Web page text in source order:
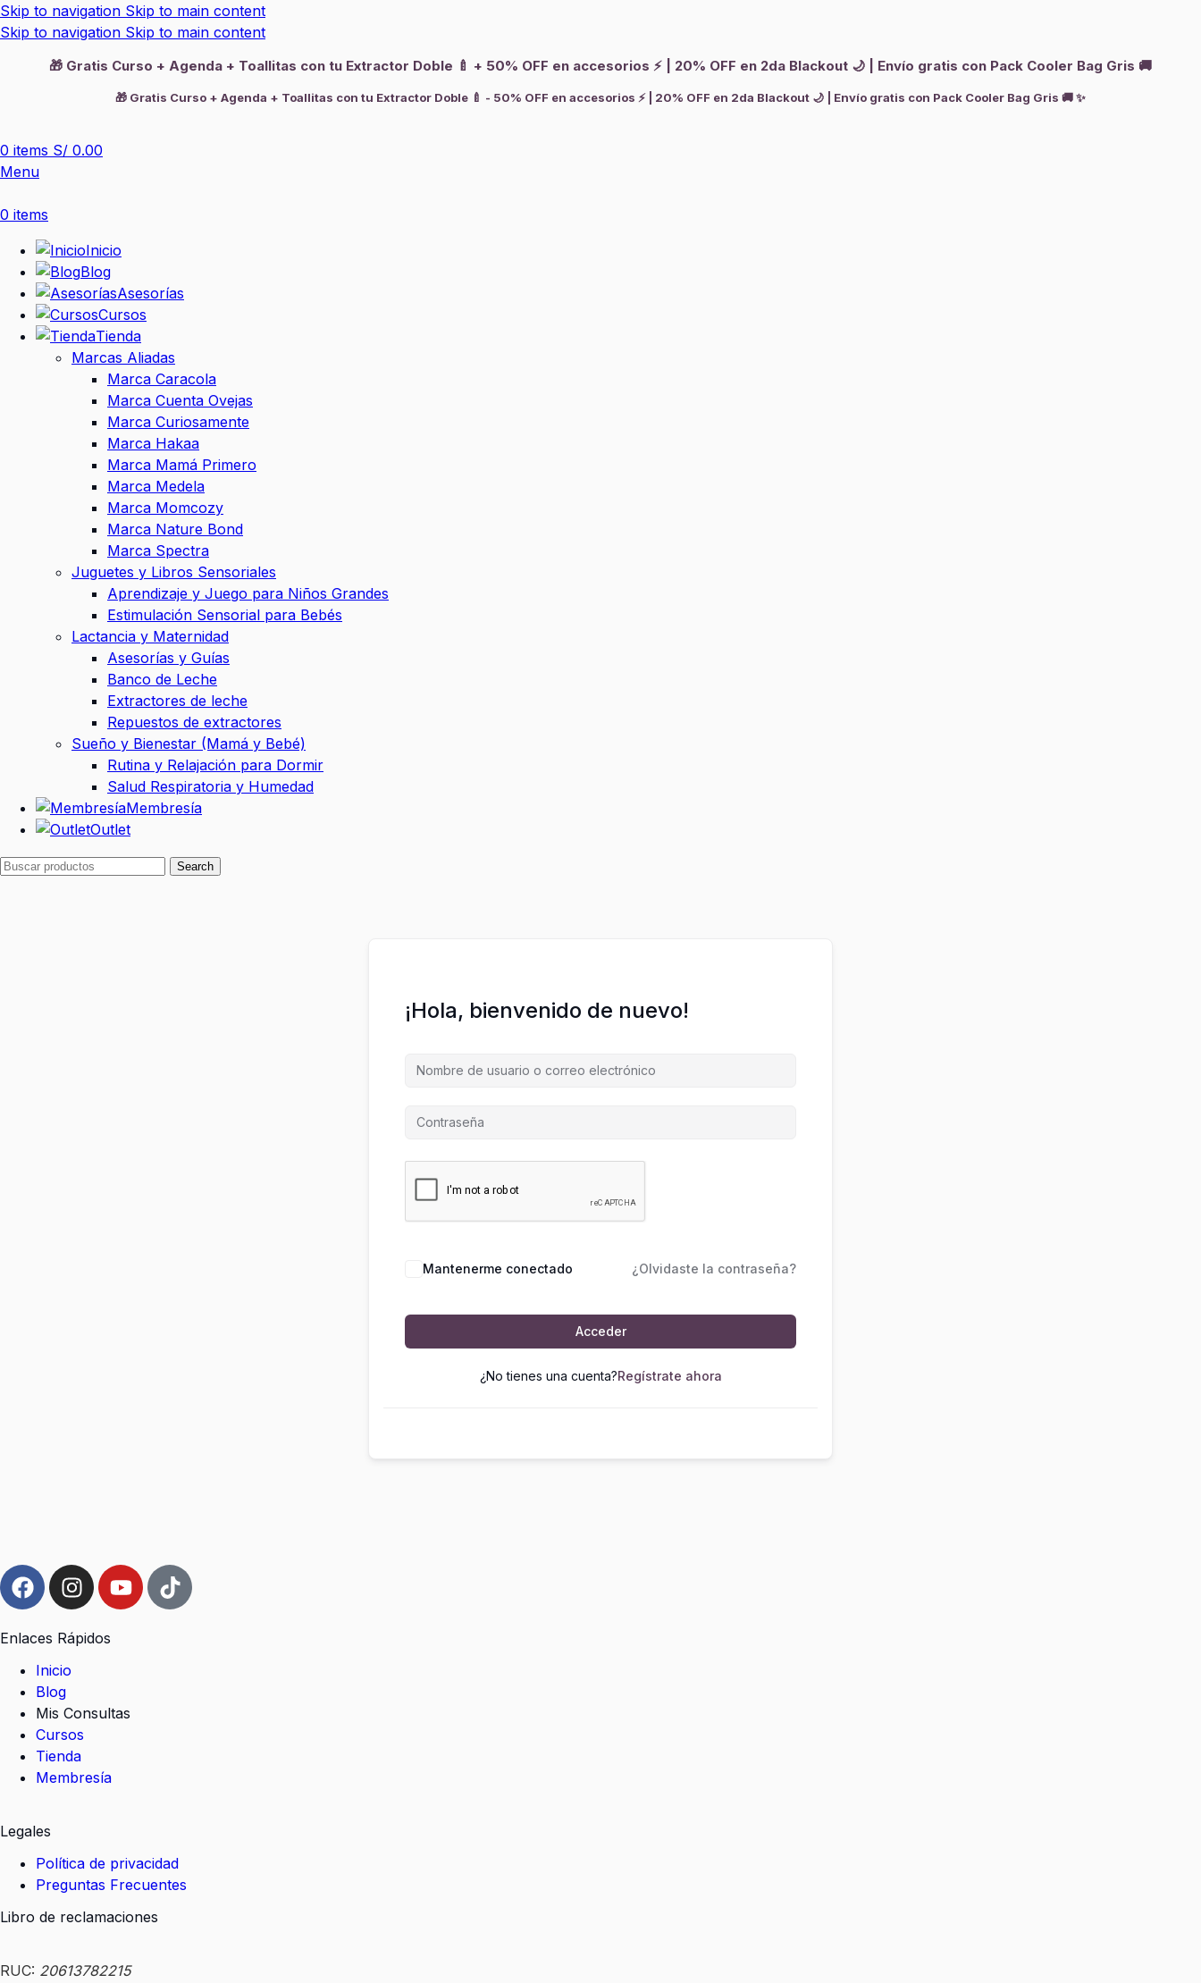
Skip to navigation Skip to main content
Skip to navigation Skip to main content
🎁 Gratis Curso + Agenda + Toallitas con tu Extractor Doble 🍼 + 50% OFF en accesorios ⚡ | 20% OFF en 2da Blackout 🌙 | Envío gratis con Pack Cooler Bag Gris 🚚
🎁 Gratis Curso + Agenda + Toallitas con tu Extractor Doble 🍼 - 50% OFF en accesorios ⚡ | 20% OFF en 2da Blackout 🌙 | Envío gratis con Pack Cooler Bag Gris 🚚 ✨
0 items S/ 0.00
Menu
0 items
Inicio
Blog
Asesorías
Cursos
Tienda
Marcas Aliadas
Marca Caracola
Marca Cuenta Ovejas
Marca Curiosamente
Marca Hakaa
Marca Mamá Primero
Marca Medela
Marca Momcozy
Marca Nature Bond
Marca Spectra
Juguetes y Libros Sensoriales
Aprendizaje y Juego para Niños Grandes
Estimulación Sensorial para Bebés
Lactancia y Maternidad
Asesorías y Guías
Banco de Leche
Extractores de leche
Repuestos de extractores
Sueño y Bienestar (Mamá y Bebé)
Rutina y Relajación para Dormir
Salud Respiratoria y Humedad
Membresía
Outlet
Search
¡Hola, bienvenido de nuevo!
Mantenerme conectado ¿Olvidaste la contraseña?
Acceder
¿No tienes una cuenta?Regístrate ahora
Enlaces Rápidos
Inicio
Blog
Mis Consultas
Cursos
Tienda
Membresía
Legales
Política de privacidad
Preguntas Frecuentes
Libro de reclamaciones
RUC: 20613782215